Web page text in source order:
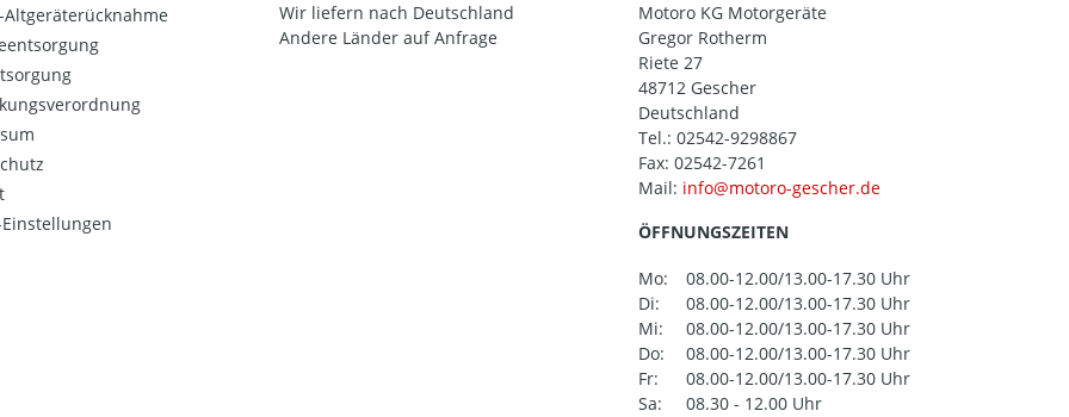
Altgeräterücknahme
Einstellungen
Wir liefern nach Deutschland
Andere Länder auf Anfrage
Motoro KG Motorgeräte
Gregor Rotherm
Riete 27
48712 Gescher
Deutschland
Tel.: 02542-9298867
Fax: 02542-7261
Mail:
ÖFFNUNGSZEITEN
Mo:
08.00-12.00/13.00-17.30 Uhr
Di:
08.00-12.00/13.00-17.30 Uhr
Mi:
08.00-12.00/13.00-17.30 Uhr
Do:
08.00-12.00/13.00-17.30 Uhr
Fr:
08.00-12.00/13.00-17.30 Uhr
Sa:
08.30 - 12.00 Uhr